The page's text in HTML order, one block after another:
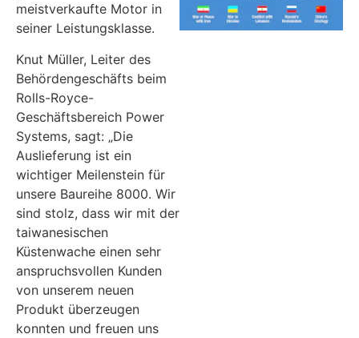
meistverkaufte Motor in
seiner Leistungsklasse.
Knut Müller, Leiter des
Behördengeschäfts beim
Rolls-Royce-
Geschäftsbereich Power
Systems, sagt: „Die
Auslieferung ist ein
wichtiger Meilenstein für
unsere Baureihe 8000. Wir
sind stolz, dass wir mit der
taiwanesischen
Küstenwache einen sehr
anspruchsvollen Kunden
von unserem neuen
Produkt überzeugen
konnten und freuen uns